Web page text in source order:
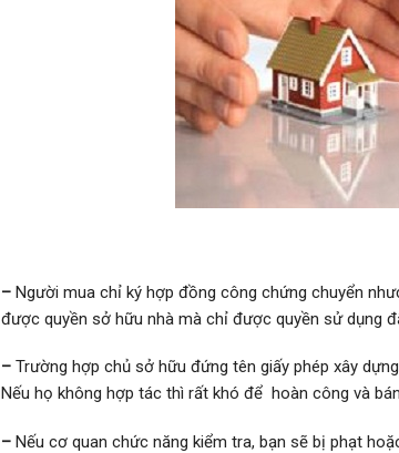
– Người mua chỉ ký hợp đồng công chứng chuyển
được quyền sở hữu nhà mà chỉ được quyền sử dụng
– Trường hợp chủ sở hữu đứng tên giấy phép xây
Nếu họ không hợp tác thì rất khó để hoàn công và
– Nếu cơ quan chức năng kiểm tra, bạn sẽ bị phạt